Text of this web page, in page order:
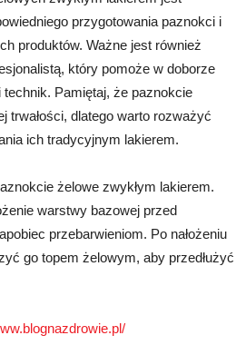
przygotowania paznokci i
produktów. Ważne jest również
który pomoże w doborze
Pamiętaj, że paznokcie
trwałości, dlatego warto rozważyć
ich tradycyjnym lakierem.
żelowe zwykłym lakierem.
warstwy bazowej przed
przebarwieniom. Po nałożeniu
go topem żelowym, aby przedłużyć